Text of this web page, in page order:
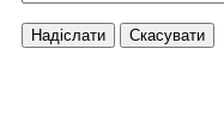
Надіслати Скасувати